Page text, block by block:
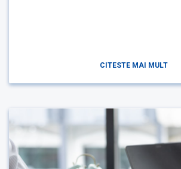
CITESTE MAI MULT